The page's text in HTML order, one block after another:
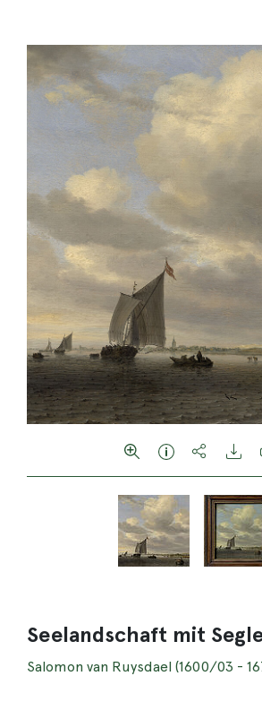
Seelandschaft mit
Salomon van Ruysdael (1600/03 -